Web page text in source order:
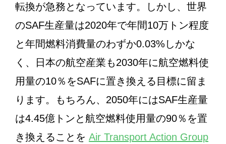
転換が急務となっています。しかし、世界
のSAF生産量は2020年で年間10万トン程度
と年間燃料消費量のわずか0.03%しかな
く、日本の航空産業も2030年に航空燃料使
用量の10％をSAFに置き換える目標に留ま
ります。もちろん、2050年にはSAF生産量
は4.45億トンと航空燃料使用量の90％を置
き換えることを Air Transport Action Group